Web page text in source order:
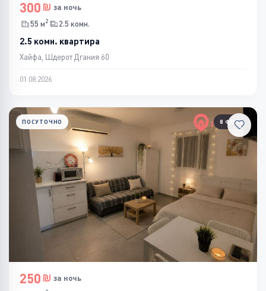
300
за ночь
55 м2 2.5 комн.
2.5 комн. квартира
Хайфа, Шдерот Дгания 60
01.08.2026
8 ФОТО
ПОСУТОЧНО
250
за ночь